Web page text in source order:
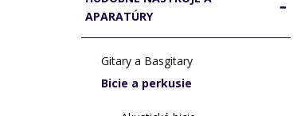
APARATÚRY
Gitary a Basgitary
Bicie a perkusie